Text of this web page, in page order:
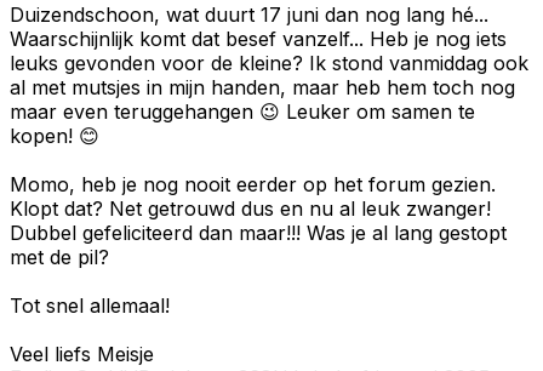
Duizendschoon, wat duurt 17 juni dan nog lang hé...
Waarschijnlijk komt dat besef vanzelf... Heb je nog iets
leuks gevonden voor de kleine? Ik stond vanmiddag ook
al met mutsjes in mijn handen, maar heb hem toch nog
maar even teruggehangen 😉 Leuker om samen te
kopen! 😊
Momo, heb je nog nooit eerder op het forum gezien.
Klopt dat? Net getrouwd dus en nu al leuk zwanger!
Dubbel gefeliciteerd dan maar!!! Was je al lang gestopt
met de pil?
Tot snel allemaal!
Veel liefs Meisje